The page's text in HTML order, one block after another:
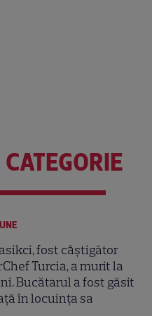
fost câștigător
Turcia, a murit la
Bucătarul a fost găsit
în locuința sa